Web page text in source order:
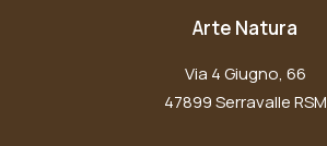
Arte Natura
Via 4 Giugno, 66
47899 Serravalle RSM